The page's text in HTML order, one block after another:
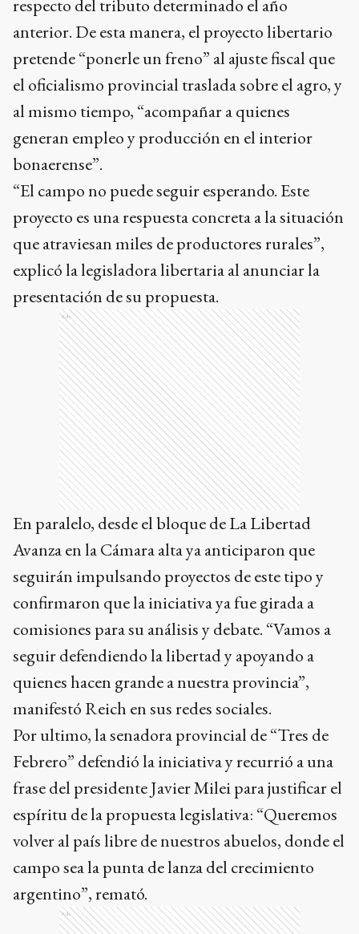
respecto del tributo determinado el año
anterior. De esta manera, el proyecto libertario
pretende “ponerle un freno” al ajuste fiscal que
el oficialismo provincial traslada sobre el agro, y
al mismo tiempo, “acompañar a quienes
generan empleo y producción en el interior
bonaerense”.
“El campo no puede seguir esperando. Este
proyecto es una respuesta concreta a la situación
que atraviesan miles de productores rurales”,
explicó la legisladora libertaria al anunciar la
presentación de su propuesta.
Ads
En paralelo, desde el bloque de La Libertad
Avanza en la Cámara alta ya anticiparon que
seguirán impulsando proyectos de este tipo y
confirmaron que la iniciativa ya fue girada a
comisiones para su análisis y debate. “Vamos a
seguir defendiendo la libertad y apoyando a
quienes hacen grande a nuestra provincia”,
manifestó Reich en sus redes sociales.
Por ultimo, la senadora provincial de “Tres de
Febrero” defendió la iniciativa y recurrió a una
frase del presidente Javier Milei para justificar el
espíritu de la propuesta legislativa: “Queremos
volver al país libre de nuestros abuelos, donde el
campo sea la punta de lanza del crecimiento
argentino”, remató.
Ads